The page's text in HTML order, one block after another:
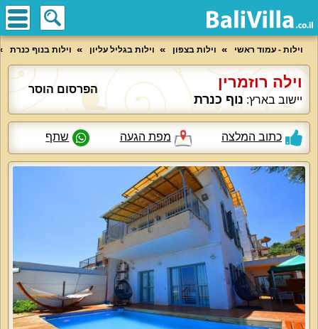
וילות - עמוד ראשי וילות בצפון וילות בגליל עליון וילות בנוף כנרת
וילה רוזמרין
יישוב בארץ: נוף כנרת
הפרסום הוסר
כתוב המלצה מפת הגעה שתף